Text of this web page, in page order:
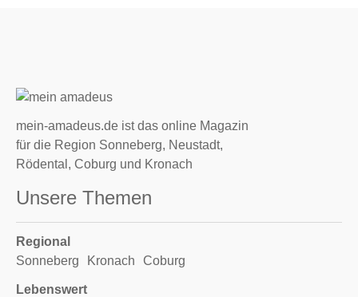
mein-amadeus.de ist das online Magazin
für die Region Sonneberg, Neustadt,
Rödental, Coburg und Kronach
Unsere Themen
Regional
Sonneberg
Kronach Coburg
Lebenswert